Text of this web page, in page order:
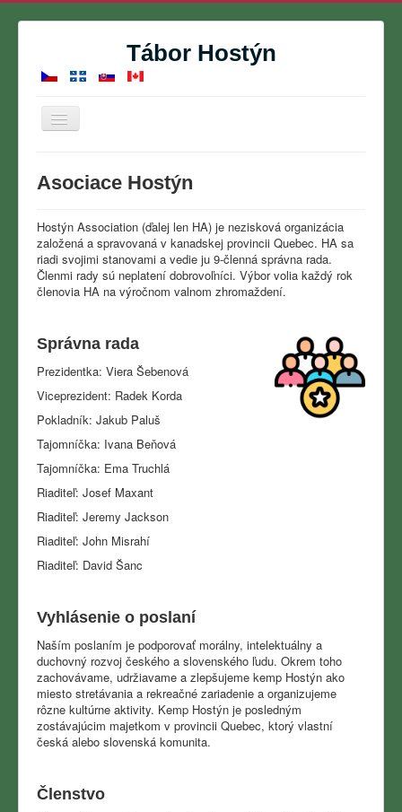
Tábor Hostýn
Prepnúť
navigáciu
Letný tábor
Rezervácie
Kontakt
O nás
Kalendár
Asociace Hostýn
Hostýn Association (ďalej len HA) je nezisková organizácia
založená a spravovaná v kanadskej provincii Quebec. HA sa
riadi svojimi stanovami a vedie ju 9-členná správna rada.
Členmi rady sú neplatení dobrovoľníci. Výbor volia každý rok
členovia HA na výročnom valnom zhromaždení.
Správna rada
Prezidentka: Viera Šebenová
Viceprezident: Radek Korda
Pokladník: Jakub Paluš
Tajomníčka: Ivana Beňová
Tajomníčka: Ema Truchlá
Riaditeľ: Josef Maxant
Riaditeľ: Jeremy Jackson
Riaditeľ: John Misrahí
Riaditeľ: David Šanc
Vyhlásenie o poslaní
Naším poslaním je podporovať morálny, intelektuálny a
duchovný rozvoj českého a slovenského ľudu. Okrem toho
zachovávame, udržiavame a zlepšujeme kemp Hostýn ako
miesto stretávania a rekreačné zariadenie a organizujeme
rôzne kultúrne aktivity. Kemp Hostýn je posledným
zostávajúcim majetkom v provincii Quebec, ktorý vlastní
česká alebo slovenská komunita.
Členstvo